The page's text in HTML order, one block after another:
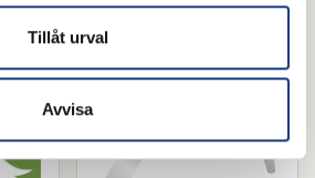
Tillåt urval
Avvisa